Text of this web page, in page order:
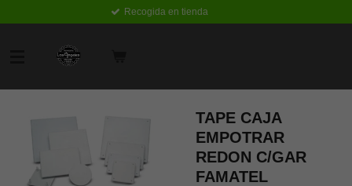
Recogida en tienda
TAPE CAJA
EMPOTRAR
REDON C/GAR
FAMATEL